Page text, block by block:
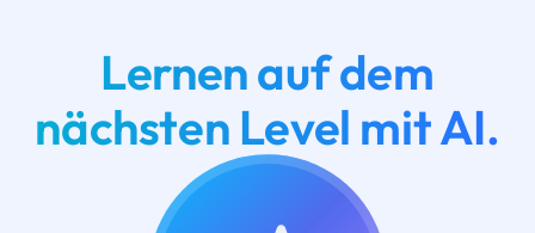
Lernen auf dem
nächsten Level mit AI.